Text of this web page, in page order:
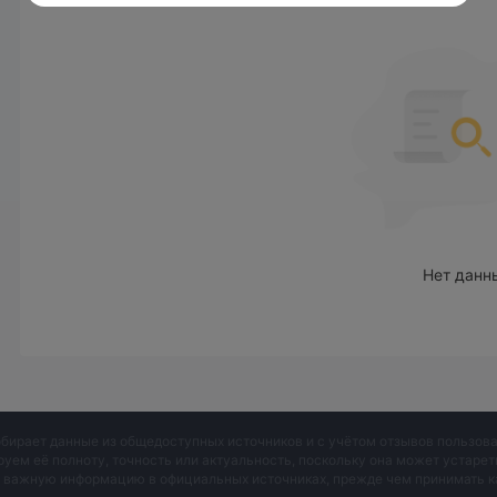
FOREX.com предлагает три торговых счета в режиме
. Счета Мини идеально подходят для
Нет